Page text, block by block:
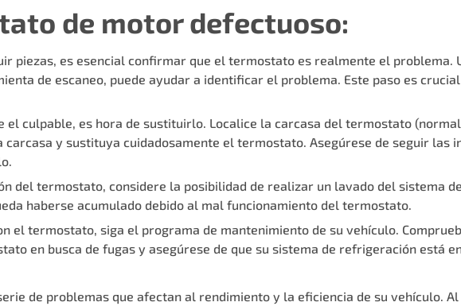
de motor defectuoso:
piezas, es esencial confirmar que el termostato es realmente el problema.
de escaneo, puede ayudar a identificar el problema. Este paso es
el culpable, es hora de sustituirlo. Localice la carcasa del termostato
y sustituya cuidadosamente el termostato. Asegúrese de seguir las
del termostato, considere la posibilidad de realizar un lavado del sistema
haberse acumulado debido al mal funcionamiento del termostato.
el termostato, siga el programa de mantenimiento de su vehículo.
en busca de fugas y asegúrese de que su sistema de refrigeración está
de problemas que afectan al rendimiento y la eficiencia de su vehículo.